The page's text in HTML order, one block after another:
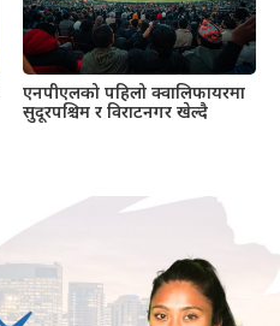
एनपीएलको पहिलो क्वालिफायरमा
सुदूरपश्चिम र विराटनगर खेल्दै